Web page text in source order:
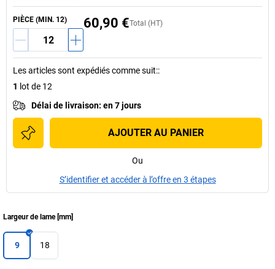
PIÈCE (MIN. 12) Total (HT)
60,90 €
Les articles sont expédiés comme suit::
1 lot de 12
Délai de livraison: en 7 jours
AJOUTER AU PANIER
Ou
S’identifier et accéder à l’offre en 3 étapes
Largeur de lame[mm]
9 18